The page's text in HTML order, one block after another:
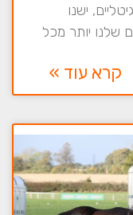
ישנו
שלנו יותר מכל
קרא עוד »